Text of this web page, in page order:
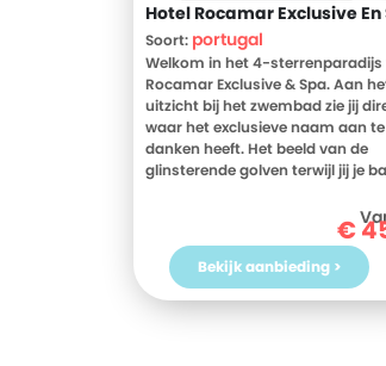
Hotel Rocamar Exclusive En
Soort: portugal
Welkom in het 4-sterrenparadijs
Rocamar Exclusive & Spa. Aan
uitzicht bij het zwembad zie jij
waar het exclusieve naam aan te
danken heeft. Het beeld van de
glinsterende golven terwijl jij je
gaat nooit vervelen. Een uniek
zwemervaring en de perfecte
tot rust te komen. Daarnaast is
uitzonderlijk genieten aan het
in het wellnesscentrum. Ook
€
Bekijk aanbieding >